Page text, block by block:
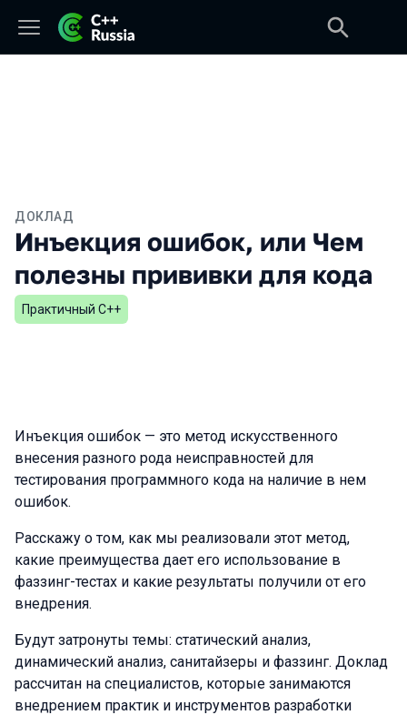
ДОКЛАД
Инъекция ошибок, или Чем
полезны прививки для кода
Практичный С++
Инъекция ошибок — это метод искусственного
внесения разного рода неисправностей для
тестирования программного кода на наличие в нем
ошибок.
Расскажу о том, как мы реализовали этот метод,
какие преимущества дает его использование в
фаззинг-тестах и какие результаты получили от его
внедрения.
Будут затронуты темы: статический анализ,
динамический анализ, санитайзеры и фаззинг. Доклад
рассчитан на специалистов, которые занимаются
внедрением практик и инструментов разработки